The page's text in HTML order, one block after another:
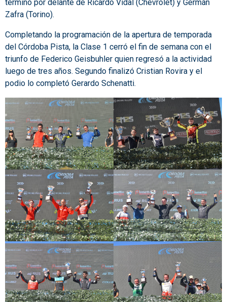
terminó por delante de Ricardo Vidal (Chevrolet) y Germán
Zafra (Torino).
Completando la programación de la apertura de temporada
del Córdoba Pista, la Clase 1 cerró el fin de semana con el
triunfo de Federico Geisbuhler quien regresó a la actividad
luego de tres años. Segundo finalizó Cristian Rovira y el
podio lo completó Gerardo Schenatti.